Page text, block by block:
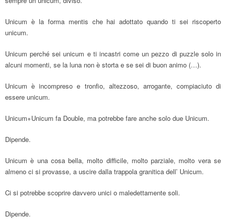
Unicum è la forma mentis che hai adottato quando ti sei riscoperto
unicum.
Unicum perché sei unicum e ti incastri come un pezzo di puzzle solo in
alcuni momenti, se la luna non è storta e se sei di buon animo (…).
Unicum è incompreso e tronfio, altezzoso, arrogante, compiaciuto di
essere unicum.
Unicum+Unicum fa Double, ma potrebbe fare anche solo due Unicum.
Dipende.
Unicum è una cosa bella, molto difficile, molto parziale, molto vera se
almeno ci si provasse, a uscire dalla trappola granitica dell’ Unicum.
Ci si potrebbe scoprire davvero unici o maledettamente soli.
Dipende.